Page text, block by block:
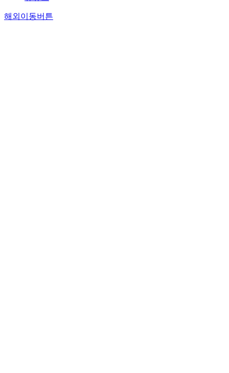
해외이동버튼